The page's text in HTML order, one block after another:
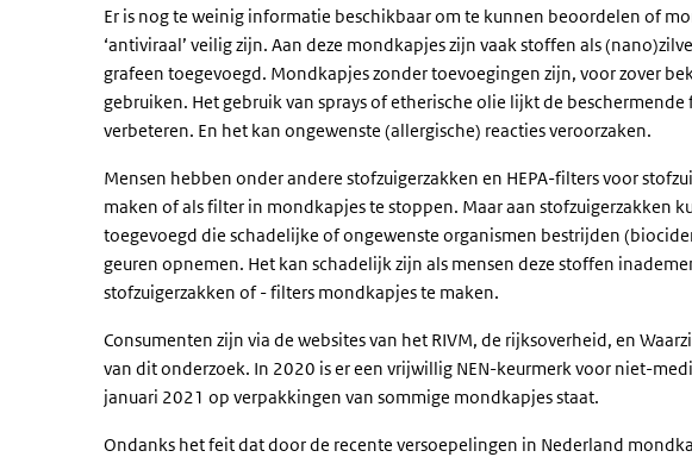
Er is nog te weinig informatie beschikbaar om te kunnen beoordelen of
‘antiviraal’ veilig zijn. Aan deze mondkapjes zijn vaak stoffen als
grafeen toegevoegd. Mondkapjes zonder toevoegingen zijn, voor zover
gebruiken. Het gebruik van sprays of etherische olie lijkt de
verbeteren. En het kan ongewenste (allergische) reacties veroorzaken.
Mensen hebben onder andere stofzuigerzakken en HEPA-filters voor
maken of als filter in mondkapjes te stoppen. Maar aan stofzuigerzakken
toegevoegd die schadelijke of ongewenste organismen bestrijden
geuren opnemen. Het kan schadelijk zijn als mensen deze stoffen
stofzuigerzakken of - filters mondkapjes te maken.
Consumenten zijn via de websites van het RIVM, de rijksoverheid, en
van dit onderzoek. In 2020 is er een vrijwillig NEN-keurmerk voor niet-
januari 2021 op verpakkingen van sommige mondkapjes staat.
Ondanks het feit dat door de recente versoepelingen in Nederland